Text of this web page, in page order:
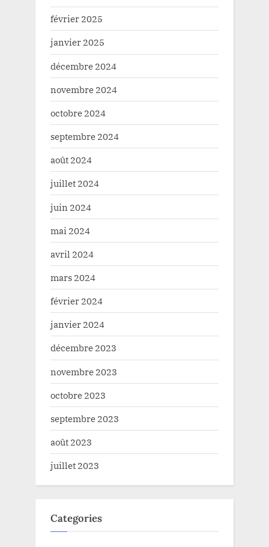
février 2025
janvier 2025
décembre 2024
novembre 2024
octobre 2024
septembre 2024
août 2024
juillet 2024
juin 2024
mai 2024
avril 2024
mars 2024
février 2024
janvier 2024
décembre 2023
novembre 2023
octobre 2023
septembre 2023
août 2023
juillet 2023
Categories